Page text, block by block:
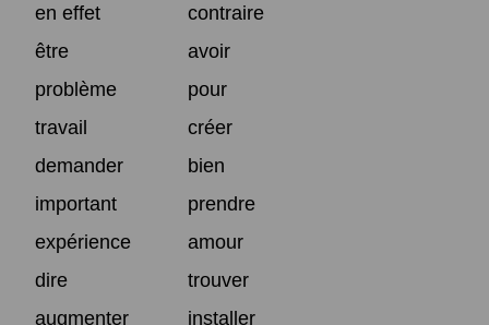
en effet
contraire
être
avoir
problème
pour
travail
créer
demander
bien
important
prendre
expérience
amour
dire
trouver
augmenter
installer